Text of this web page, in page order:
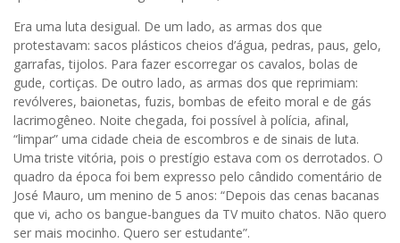
Era uma luta desigual. De um lado, as armas dos que
protestavam: sacos plásticos cheios d’água, pedras, paus, gelo,
garrafas, tijolos. Para fazer escorregar os cavalos, bolas de
gude, cortiças. De outro lado, as armas dos que reprimiam:
revólveres, baionetas, fuzis, bombas de efeito moral e de gás
lacrimogêneo. Noite chegada, foi possível à polícia, afinal,
“limpar” uma cidade cheia de escombros e de sinais de luta.
Uma triste vitória, pois o prestígio estava com os derrotados. O
quadro da época foi bem expresso pelo cândido comentário de
José Mauro, um menino de 5 anos: “Depois das cenas bacanas
que vi, acho os bangue-bangues da TV muito chatos. Não quero
ser mais mocinho. Quero ser estudante”.